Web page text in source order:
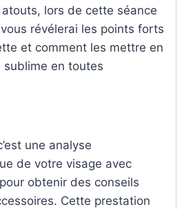
lors de cette séance
révélerai les points forts
et comment les mettre en
sublime en toutes
une analyse
de votre visage avec
obtenir des conseils
Cette prestation